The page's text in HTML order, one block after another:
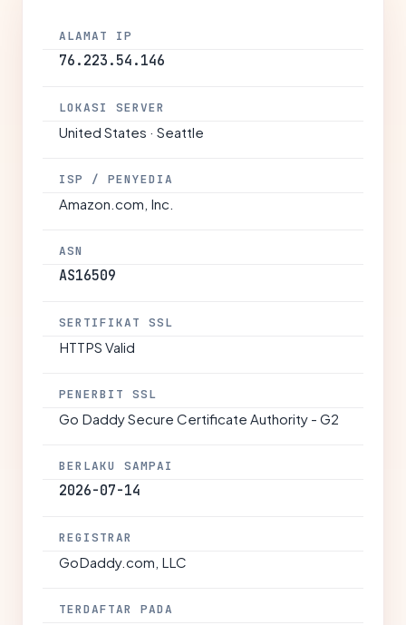
ALAMAT IP
76.223.54.146
LOKASI SERVER
United States · Seattle
ISP / PENYEDIA
Amazon.com, Inc.
ASN
AS16509
SERTIFIKAT SSL
HTTPS Valid
PENERBIT SSL
Go Daddy Secure Certificate Authority - G2
BERLAKU SAMPAI
2026-07-14
REGISTRAR
GoDaddy.com, LLC
TERDAFTAR PADA